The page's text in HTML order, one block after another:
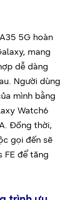
5G hoàn
mang
dễ dàng
Người dùng
mình bằng
Watch6
Đồng thời,
gọi đến sẽ
FE để tăng